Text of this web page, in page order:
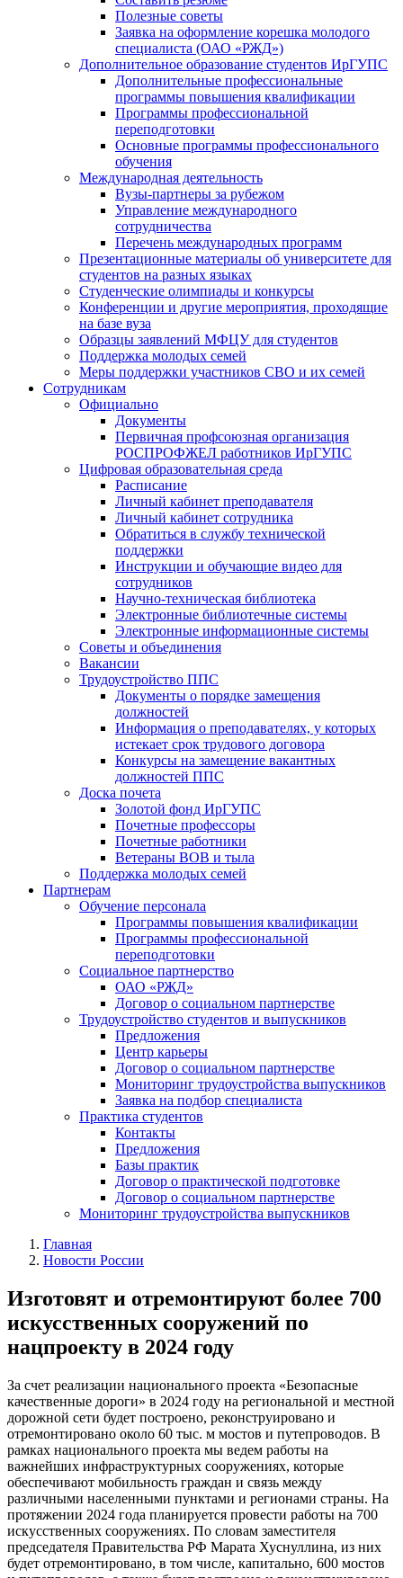
Полезные советы
Заявка на оформление корешка молодого
специалиста (ОАО «РЖД»)
Дополнительное образование студентов ИрГУПС
Дополнительные профессиональные
программы повышения квалификации
Программы профессиональной
переподготовки
Основные программы профессионального
обучения
Международная деятельность
Вузы-партнеры за рубежом
Управление международного
сотрудничества
Перечень международных программ
Презентационные материалы об университете для
студентов на разных языках
Студенческие олимпиады и конкурсы
Конференции и другие мероприятия, проходящие
на базе вуза
Образцы заявлений МФЦУ для студентов
Поддержка молодых семей
Меры поддержки участников СВО и их семей
Сотрудникам
Официально
Документы
Первичная профсоюзная организация
РОСПРОФЖЕЛ работников ИрГУПС
Цифровая образовательная среда
Расписание
Личный кабинет преподавателя
Личный кабинет сотрудника
Обратиться в службу технической
поддержки
Инструкции и обучающие видео для
сотрудников
Научно-техническая библиотека
Электронные библиотечные системы
Электронные информационные системы
Советы и объединения
Вакансии
Трудоустройство ППС
Документы о порядке замещения
должностей
Информация о преподавателях, у которых
истекает срок трудового договора
Конкурсы на замещение вакантных
должностей ППС
Доска почета
Золотой фонд ИрГУПС
Почетные профессоры
Почетные работники
Ветераны ВОВ и тыла
Поддержка молодых семей
Партнерам
Обучение персонала
Программы повышения квалификации
Программы профессиональной
переподготовки
Социальное партнерство
ОАО «РЖД»
Договор о социальном партнерстве
Трудоустройство студентов и выпускников
Предложения
Центр карьеры
Договор о социальном партнерстве
Мониторинг трудоустройства выпускников
Заявка на подбор специалиста
Практика студентов
Контакты
Предложения
Базы практик
Договор о практической подготовке
Договор о социальном партнерстве
Мониторинг трудоустройства выпускников
Главная
Новости России
Изготовят и отремонтируют более 700
искусственных сооружений по
нацпроекту в 2024 году
За счет реализации национального проекта «Безопасные
качественные дороги» в 2024 году на региональной и местной
дорожной сети будет построено, реконструировано и
отремонтировано около 60 тыс. м мостов и путепроводов. В
рамках национального проекта мы ведем работы на
важнейших инфраструктурных сооружениях, которые
обеспечивают мобильность граждан и связь между
различными населенными пунктами и регионами страны. На
протяжении 2024 года планируется провести работы на 700
искусственных сооружениях. По словам заместителя
председателя Правительства РФ Марата Хуснуллина, из них
будет отремонтировано, в том числе, капитально, 600 мостов